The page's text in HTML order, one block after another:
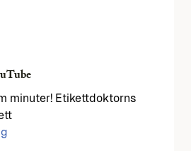
minuter! Etikettdoktorns